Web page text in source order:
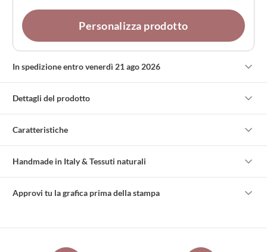
Personalizza prodotto
In spedizione entro venerdì 21 ago 2026
Dettagli del prodotto
Caratteristiche
Handmade in Italy & Tessuti naturali
Approvi tu la grafica prima della stampa